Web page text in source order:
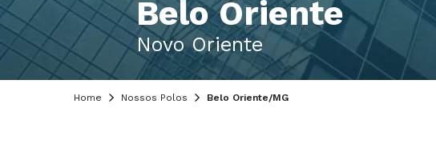
Belo Oriente
Novo Oriente
Home Nossos Polos Belo Oriente/MG